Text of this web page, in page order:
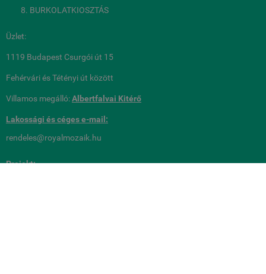
BURKOLATKIOSZTÁS
Üzlet:
1119 Budapest Csurgói út 15
Fehérvári és Tétényi út között
Villamos megálló:Albertfalvai Kitérő
Lakossági és cégese-mail:
rendeles@royalmozaik.hu
Projekt: